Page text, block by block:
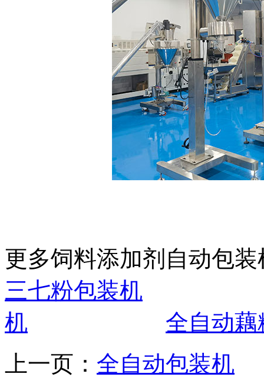
更多饲料添加剂自动包
三七粉包装机
机
全自动
上一页： 全自动包装机